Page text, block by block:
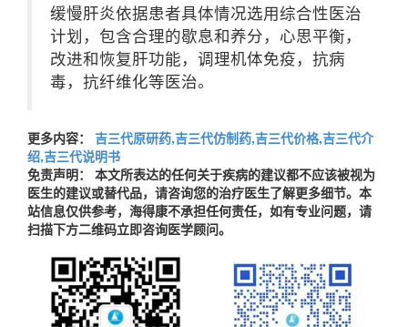
缓慢肝炎依据患者具体情况选用综合性医治
计划，包含合理的歇息和养分，心思平衡，
改进和恢复肝功能，调理机体免疫，抗病
毒，抗纤维化等医治。
更多内容：
吉三代原研药,吉三代仿制药,吉三代价格,吉三代介
绍,吉三代说明书
免责声明： 本文所表达的任何关于疾病的建议都不应该被视为
医生的建议或替代品，请咨询您的治疗医生了解更多细节。本
站信息仅供参考，海得康不承担任何责任，如有专业问题，请
扫描下方二维码立即咨询医学顾问。